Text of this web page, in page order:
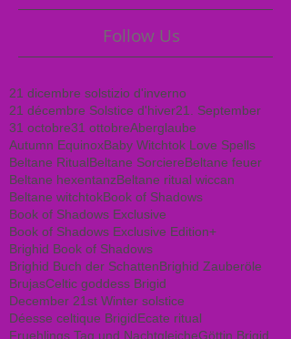
Follow Us
21 dicembre solstizio d'inverno
21 décembre Solstice d'hiver21. September
31 octobre31 ottobreAberglaube
Autumn EquinoxBaby Witchtok Love Spells
Beltane RitualBeltane SorciereBeltane feuer
Beltane hexentanzBeltane ritual wiccan
Beltane witchtokBook of Shadows
Book of Shadows Exclusive
Book of Shadows Exclusive Edition+
Brighid Book of Shadows
Brighid Buch der SchattenBrighid Zauberöle
BrujasCeltic goddess Brigid
December 21st Winter solstice
Déesse celtique BrigidEcate ritual
Fruehlings Tag und NachtgleicheGöttin Brigid